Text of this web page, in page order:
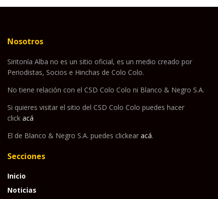
Nosotros
Sintonía Alba no es un sitio oficial, es un medio creado por
Periodistas, Socios e Hinchas de Colo Colo.
No tiene relación con el CSD Colo Colo ni Blanco & Negro S.A.
Si quieres visitar el sitio del CSD Colo Colo puedes hacer
click acá
El de Blanco & Negro S.A. puedes clickear acá.
Secciones
Inicio
Noticias